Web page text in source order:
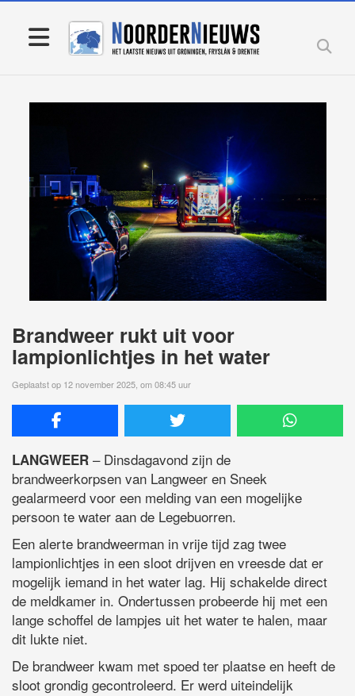
Brandweer rukt uit voor
lampionlichtjes in het water
Geplaatst op 12 november 2025, om 08:45 uur
LANGWEER – Dinsdagavond zijn de
brandweerkorpsen van Langweer en Sneek
gealarmeerd voor een melding van een mogelijke
persoon te water aan de Legebuorren.
Een alerte brandweerman in vrije tijd zag twee
lampionlichtjes in een sloot drijven en vreesde dat er
mogelijk iemand in het water lag. Hij schakelde direct
de meldkamer in. Ondertussen probeerde hij met een
lange schoffel de lampjes uit het water te halen, maar
dit lukte niet.
De brandweer kwam met spoed ter plaatse en heeft de
sloot grondig gecontroleerd. Er werd uiteindelijk